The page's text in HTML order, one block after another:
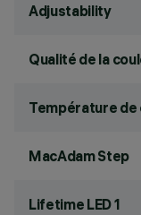
Adjustability
Qualité de la
Température de
MacAdam Step
Lifetime LED 1